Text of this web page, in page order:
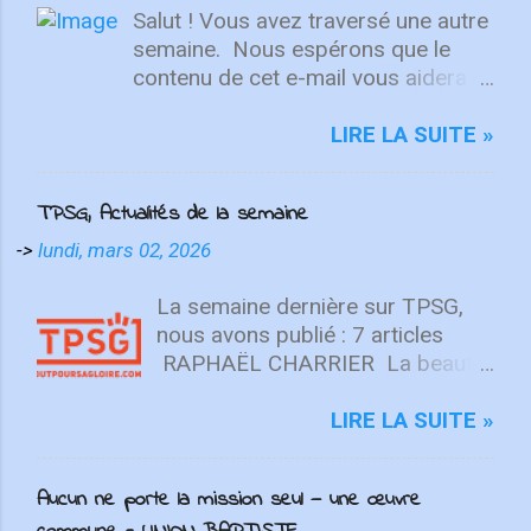
Salut ! Vous avez traversé une autre
semaine. ⁣ Nous espérons que le
contenu de cet e-mail vous aidera à
Quelle que soit la semaine que vous
une nouvelle chance de se détendre
et de se reposer en Lui. "Puisque
attachez vos cœurs aux choses
d'en haut, où Christ est assis à la
droite de Dieu. Ayez l'esprit sur les
choses terrestres" - Colossiens
2022 avec un premier single
LIRE LA SUITE »
TPSG, Actualités de la semaine
-> lundi, mars 02, 2026
La semaine dernière sur TPSG,
nous avons publié : 7 articles
RAPHAËL CHARRIER La beauté
La beauté est une réalité
manière suprême en Christ, et est
LIRE LA SUITE »
Aucun ne porte la mission seul — une œuvre